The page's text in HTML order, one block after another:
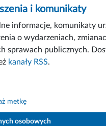
i komunikaty
informacje, komunikaty
o wydarzeniach,
sprawach publicznych.
kanały RSS.
metkę
osobowych